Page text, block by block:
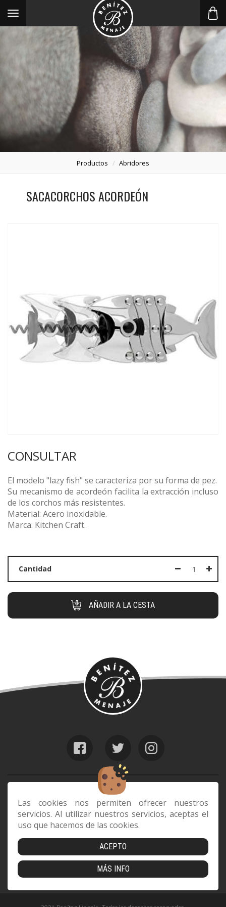
Las cookies nos permiten ofrecer nuestros
servicios. Al utilizar nuestros servicios, aceptas el
uso que hacemos de las cookies.
ACEPTO
MÁS INFO
Toggle
navigation
Productos Abridores
SACACORCHOS ACORDEÓN
CONSULTAR
El modelo "lazy fish" se caracteriza por su forma de pez.
Su mecanismo de acordeón facilita la extracción incluso
de los corchos más resistentes.
Material: Acero inoxidable.
Marca: Kitchen Craft.
Cantidad
AÑADIR A LA CESTA
web@benitezmenaje.com
C/ Barcelona 29, 35006 Las Palmas de
Gran Canaria
Envíos|Devoluciones|Cookies|Aviso Legal|Política de
Privacidad|Condiciones de compra